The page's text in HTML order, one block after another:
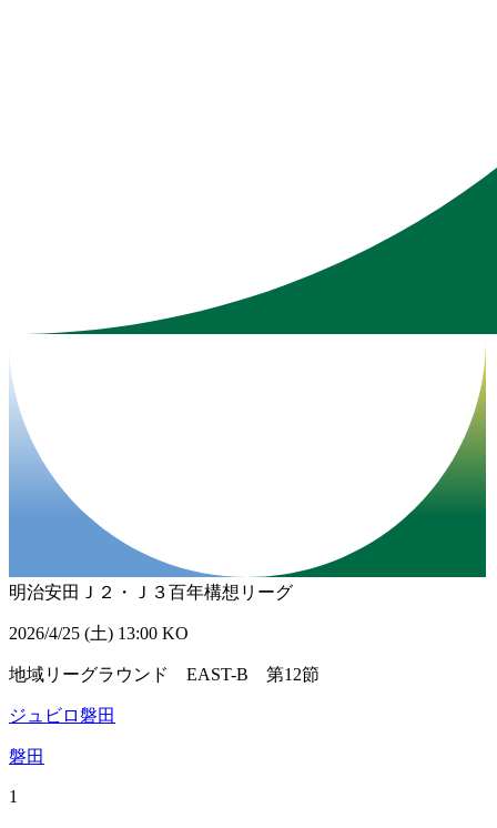
明治安田Ｊ２・Ｊ３百年構想リーグ
2026/4/25 (土) 13:00 KO
地域リーグラウンド EAST-B 第12節
ジュビロ磐田
磐田
1